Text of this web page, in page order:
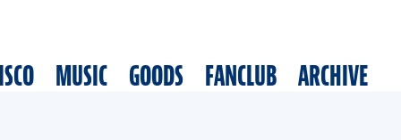
MUSIC GOODS FANCLUB ARCHIVE